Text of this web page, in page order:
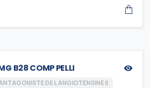
B28 COMP PELLI
DE L ANGIOTENSINE II